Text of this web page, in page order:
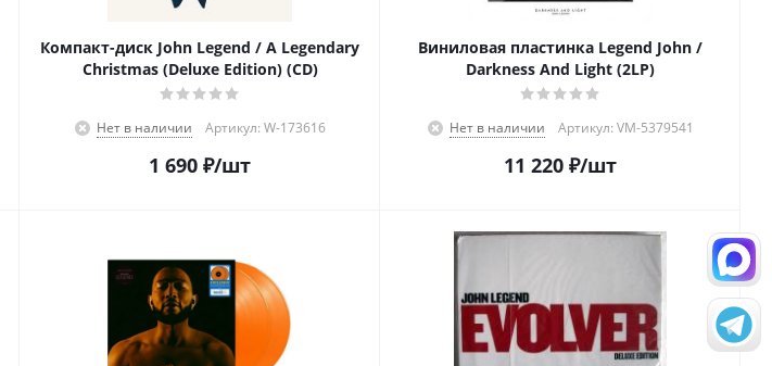
Компакт-диск John Legend / A Legendary
Christmas (Deluxe Edition) (CD)
Нет в наличии Артикул: W-173616
1 690 ₽/шт
Виниловая пластинка Legend John /
Darkness And Light (2LP)
Нет в наличии Артикул: VM-5379541
11 220 ₽/шт